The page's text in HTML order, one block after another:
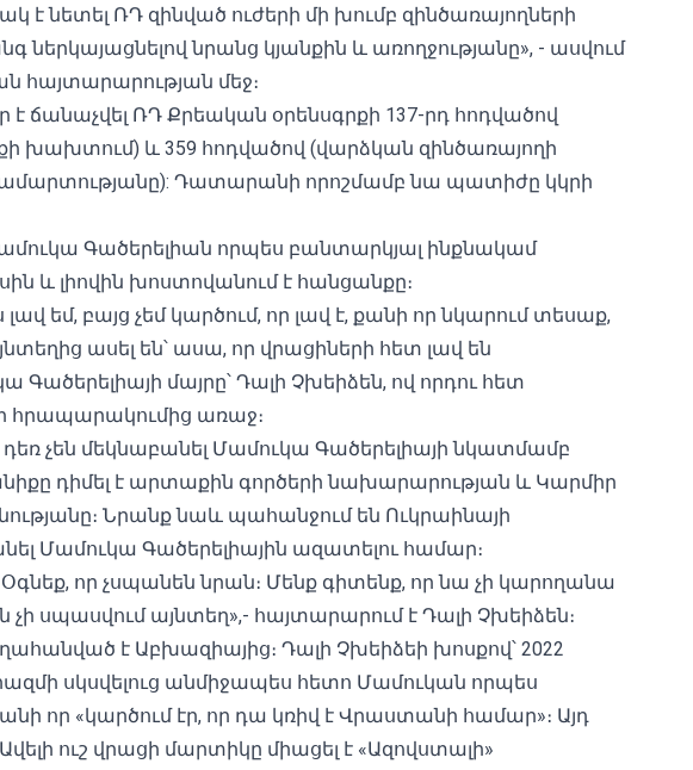
է նետել ՌԴ զինված ուժերի մի խումբ զինծառայողների
ներկայացնելով նրանց կյանքին և առողջությանը», - ասվում
հայտարարության մեջ։
ճանաչվել ՌԴ Քրեական օրենսգրքի 137-րդ հոդվածով
խախտում) և 359 հոդվածով (վարձկան զինծառայողի
Դատարանի որոշմամբ նա պատիժը կկրի
Գածերելիան որպես բանտարկյալ ինքնակամ
և լիովին խոստովանում է հանցանքը։
եմ, բայց չեմ կարծում, որ լավ է, քանի որ նկարում տեսաք,
ասել են՝ ասա, որ վրացիների հետ լավ են
Գածերելիայի մայրը՝ Դալի Չխեիձեն, ով որդու հետ
հրապարակումից առաջ։
չեն մեկնաբանել Մամուկա Գածերելիայի նկատմամբ
դիմել է արտաքին գործերի նախարարության և Կարմիր
Նրանք նաև պահանջում են Ուկրաինայի
Մամուկա Գածերելիային ազատելու համար։
Օգնեք, որ չսպանեն նրան։ Մենք գիտենք, որ նա չի կարողանա
սպասվում այնտեղ»,- հայտարարում է Դալի Չխեիձեն։
է Աբխազիայից։ Դալի Չխեիձեի խոսքով՝ 2022
սկսվելուց անմիջապես հետո Մամուկան որպես
որ «կարծում էր, որ դա կռիվ է Վրաստանի համար»։ Այդ
ուշ վրացի մարտիկը միացել է «Ազովստալի»